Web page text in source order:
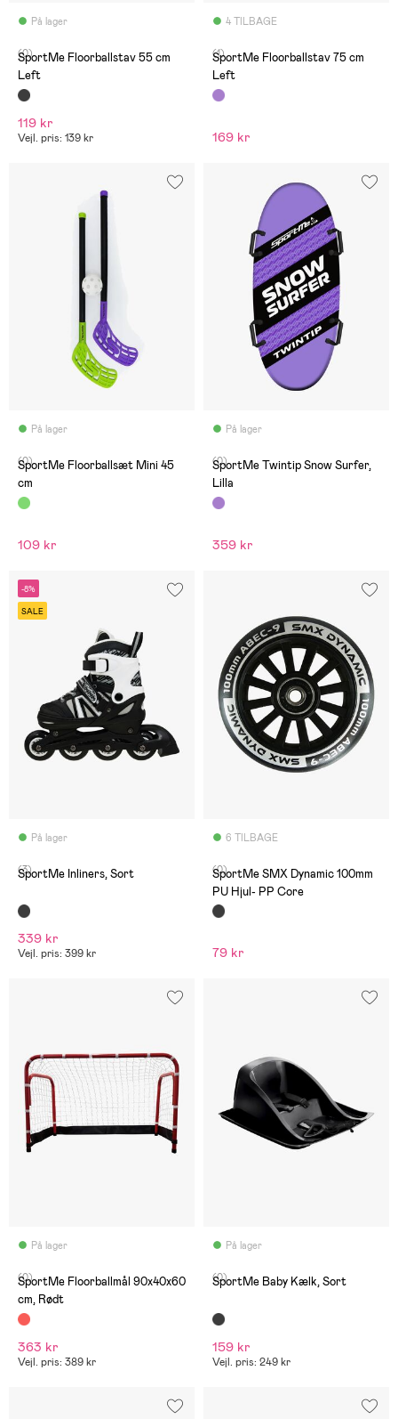
På lager
(0)
SportMe Floorballstav 55 cm
Left
119 kr
Vejl. pris: 139 kr
4 TILBAGE
(1)
SportMe Floorballstav 75 cm
Left
169 kr
På lager
(0)
SportMe Floorballsæt Mini 45
cm
109 kr
På lager
(0)
SportMe Twintip Snow Surfer,
Lilla
359 kr
-8%
SALE
På lager
(3)
SportMe Inliners, Sort
339 kr
Vejl. pris: 399 kr
6 TILBAGE
(0)
SportMe SMX Dynamic 100mm
PU Hjul- PP Core
79 kr
På lager
(0)
SportMe Floorballmål 90x40x60
cm, Rødt
363 kr
Vejl. pris: 389 kr
På lager
(0)
SportMe Baby Kælk, Sort
159 kr
Vejl. pris: 249 kr